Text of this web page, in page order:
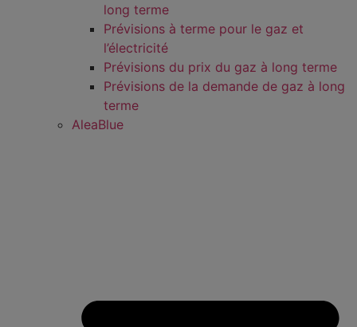
long terme
Prévisions à terme pour le gaz et
l’électricité
Prévisions du prix du gaz à long terme
Prévisions de la demande de gaz à long
terme
AleaBlue